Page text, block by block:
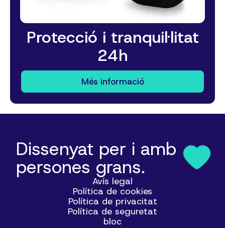
Protecció i tranquil·litat
24h
Més informació
Dissenyat per i amb
persones grans.
Avís legal
Política de cookies
Política de privacitat
Política de seguretat
bloc